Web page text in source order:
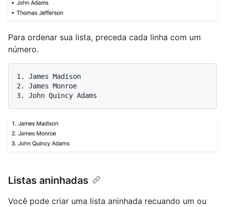
Para ordenar sua lista, preceda cada linha com um
número.
1.
2.
3.
Listas aninhadas
Você pode criar uma lista aninhada recuando um ou